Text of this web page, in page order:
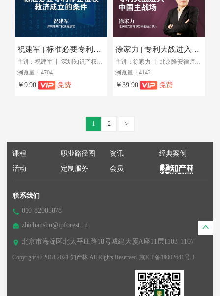
祝建军 | 标准必要专利停止侵权救济的条件
主讲：祝建军 丨 深圳知识产权法庭
浏览量：4704
￥9.90 免费
徐家力 | 专利大战进入中国主战场
主讲：徐家力 丨 北京隆安律师事务所创始合伙人
浏览量：4142
￥39.90 免费
1 2 >
课程 职业路径图 资讯
经典案例
活动
定制服务 会员
联系我们
010-82005878
zhichanshu@ipforest.cn
北京市海淀区北太平庄路18号城建大厦A座11层1103-1107
Copyright © 2018-2021 知产林 All Rights Reserved. 京ICP备19002641号-1